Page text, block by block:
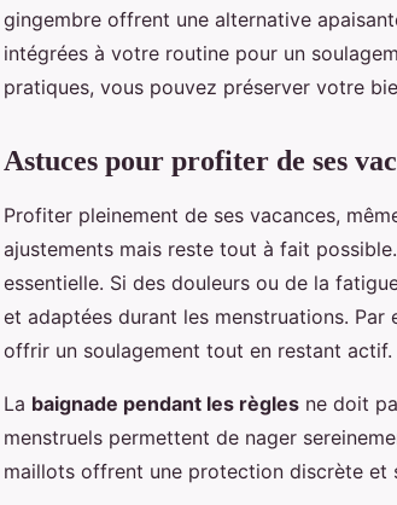
gingembre offrent une alternative
intégrées à votre routine pour un
pratiques, vous pouvez préserver votre
Astuces pour profiter de ses
Profiter pleinement de ses vacances,
ajustements mais reste tout à fait possible.
essentielle. Si des douleurs ou de la
et adaptées durant les menstruations.
offrir un soulagement tout en restant actif.
La baignade pendant les règles ne doit
menstruels permettent de nager
maillots offrent une protection discrète et